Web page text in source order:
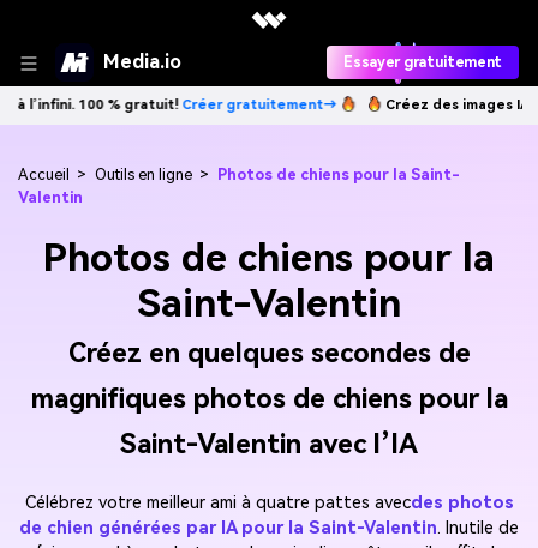
Media.io Essayer gratuitement
% gratuit!Créer gratuitement→ Créez des images IA à l’infini.
Accueil > Outils en ligne >
Photos de chiens pour la Saint-
Valentin
Photos de chiens pour la
Saint-Valentin
Créez en quelques secondes de
magnifiques photos de chiens pour la
Saint-Valentin avec l’IA
Célébrez votre meilleur ami à quatre pattes avecdes photos
de chien générées par IA pour la Saint-Valentin. Inutile de